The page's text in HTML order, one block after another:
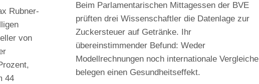
Rubner-
von
44
Beim Parlamentarischen Mittagessen der BVE
prüften drei Wissenschaftler die Datenlage zur
Zuckersteuer auf Getränke. Ihr
übereinstimmender Befund: Weder
Modellrechnungen noch internationale Vergleiche
belegen einen Gesundheitseffekt.